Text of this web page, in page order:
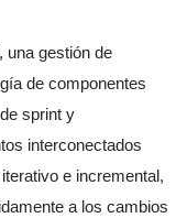
una gestión de
de componentes
sprint y
interconectados
e incremental,
a los cambios